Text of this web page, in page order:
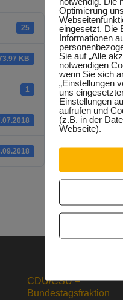
25
KB
1
Beruf
CDU/CSU –
Bundestagsfraktion
Optimierung
eingesetzt. Die
Informationen
Sie auf „Alle
notwendigen
wenn Sie sich
„Einstellungen
uns
Einstellungen
aufrufen und
(z.B. in der
Webseite).